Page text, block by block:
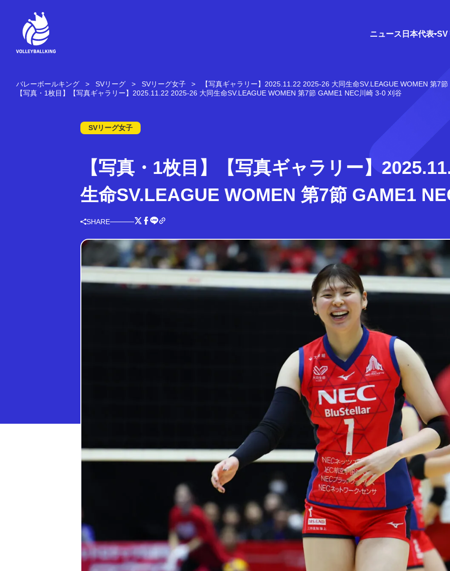
ニュース 日本代表 SV
バレーボールキング SVリーグ SVリーグ女子
【写真ギャラリー】2025.11.22 2025-26 大同生命SV.LEAGUE WOMEN 第7
【写真・1枚目】【写真ギャラリー】2025.11.22 2025-26 大同生命SV.LEAGUE WOMEN 第7節 GAME1 NEC川崎 3-0 刈谷
SVリーグ女子
【写真・1枚目】【写真ギャラリー】
生命SV.LEAGUE WOMEN 第7節 GAME1
SHARE